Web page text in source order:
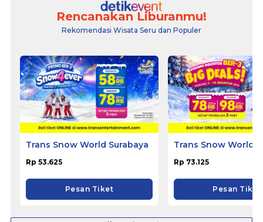
Rencanakan Liburanmu!
Rekomendasi Wisata Seru dan Populer
Trans Snow World Surabaya
Rp 53.625
Pesan Tiket
Trans Snow World
Rp 73.125
Pesan Tiket